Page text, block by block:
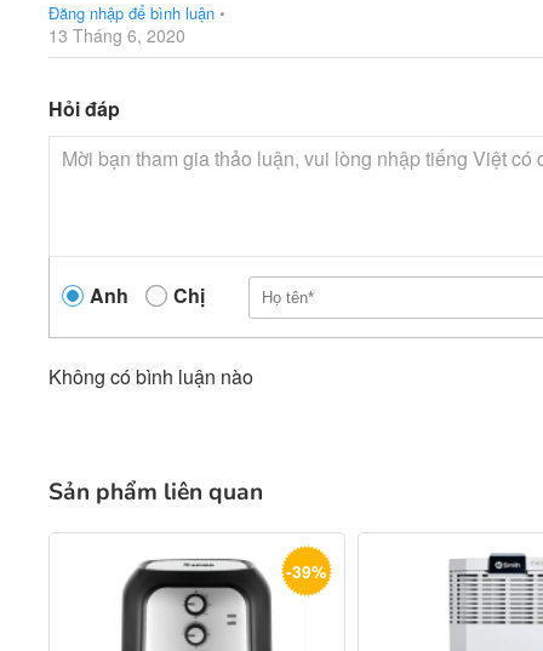
Đăng nhập để bình luận •
13 Tháng 6, 2020
Hỏi đáp
Anh Chị
Không có bình luận nào
Sản phẩm liên quan
-39%